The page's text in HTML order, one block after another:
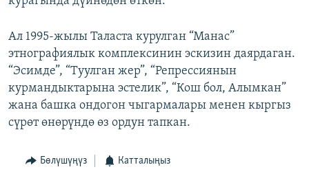
Ал 1995-жылы Таласта курулган “Манас”
этнографиялык комплексинин эскизин даярдаган.
“Эсимде”, “Туулган жер”, “Репрессиянын
курмандыктарына эстелик”, “Кош бол, Алымкан”
жана башка ондогон чыгармалары менен кыргыз
сүрөт өнөрүндө өз ордун тапкан.
Бөлүшүңүз Катталыңыз